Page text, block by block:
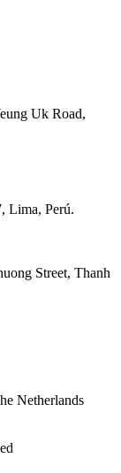
Uk Road,
Lima, Perú.
Street, Thanh
Netherlands